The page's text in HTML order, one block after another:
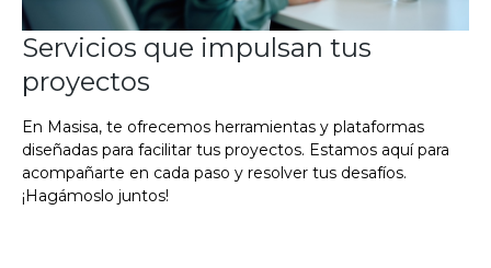
Servicios que impulsan tus
proyectos
En Masisa, te ofrecemos herramientas y plataformas
diseñadas para facilitar tus proyectos. Estamos aquí para
acompañarte en cada paso y resolver tus desafíos.
¡Hagámoslo juntos!